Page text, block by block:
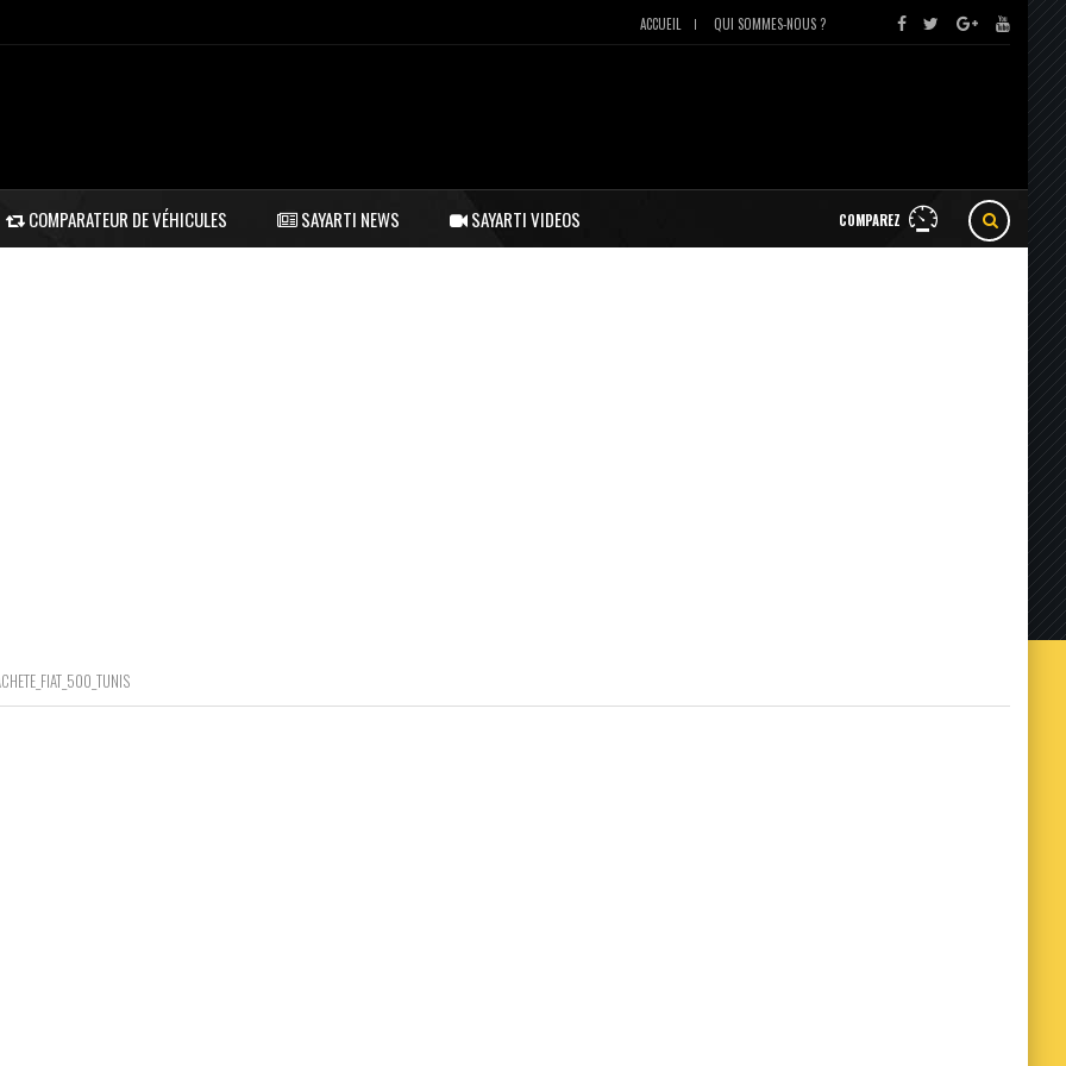
ACCUEIL QUI SOMMES-NOUS ?
COMPAREZ
COMPARATEUR DE VÉHICULES SAYARTI NEWS SAYARTI VIDEOS